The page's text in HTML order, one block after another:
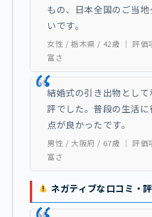
もの、日本全国のご当
いです。
女性 / 栃木県 / 42歳 ｜ 評価
富さ
結婚式の引き出物とし
評でした。普段の生活
点が良かったです。
男性 / 大阪府 / 67歳 ｜ 評価
富さ
ネガティブな口コミ・